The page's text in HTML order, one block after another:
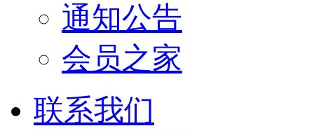
通知公告
会员之家
联系我们